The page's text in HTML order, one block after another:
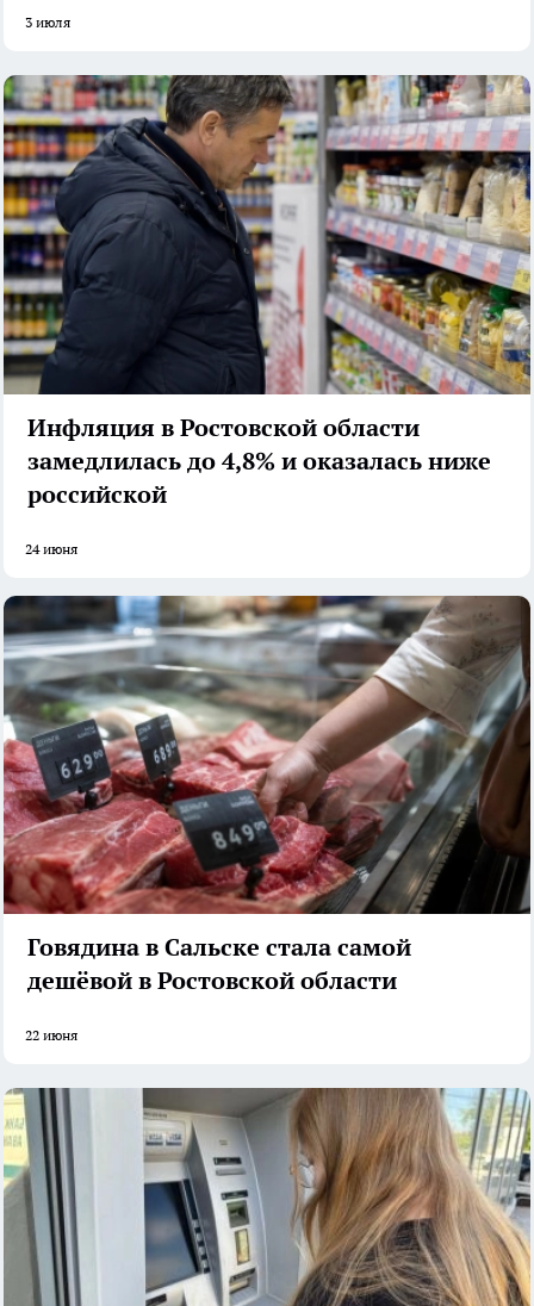
3 июля
Инфляция в Ростовской области
замедлилась до 4,8% и оказалась ниже
российской
24 июня
Говядина в Сальске стала самой
дешёвой в Ростовской области
22 июня